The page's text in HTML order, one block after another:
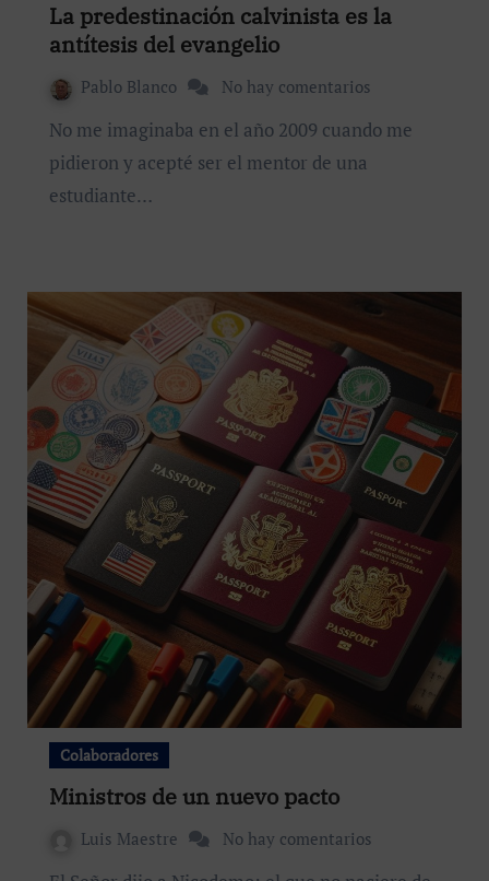
La predestinación calvinista es la
antítesis del evangelio
Pablo Blanco No hay comentarios
No me imaginaba en el año 2009 cuando me
pidieron y acepté ser el mentor de una
estudiante…
Colaboradores
Ministros de un nuevo pacto
Luis Maestre No hay comentarios